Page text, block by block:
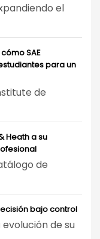
el
SAE
para un
de
Heath a su
de
bajo control
de su